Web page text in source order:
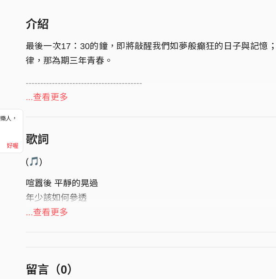
人，
好喔
介紹
最後一次17：30的鐘，即將敲醒我們如夢般癲狂的日子與記憶
律，那為期三年青春。
----------------------------------------
國一到高三，運動會帳篷繞過整圈操場；教室從瀛新樓、惠蓀
而，屬於瀛海人的記憶不僅於此--通往公車站的秘密通道、總是
的晚霞、停擺多年的Odette corner ⋯⋯。
時針為鉤；思念為線，勾勒出那些未完待續的約定。這是一首述
後依然難忘的歸屬。
也許青春會過期，可那些曾經的青澀與悸動卻會永久存放心中。
- 音樂製作 Music Credit -
詞／曲 Songwriter | 陳婕昕、莊淯媗
...查看更多
歌詞
(🎵)
喧囂後 平靜的晃過
年少該如何參透
牽著手 停停走走
時間就這樣流過
忐忑摻和希望
...查看更多
留言（0）